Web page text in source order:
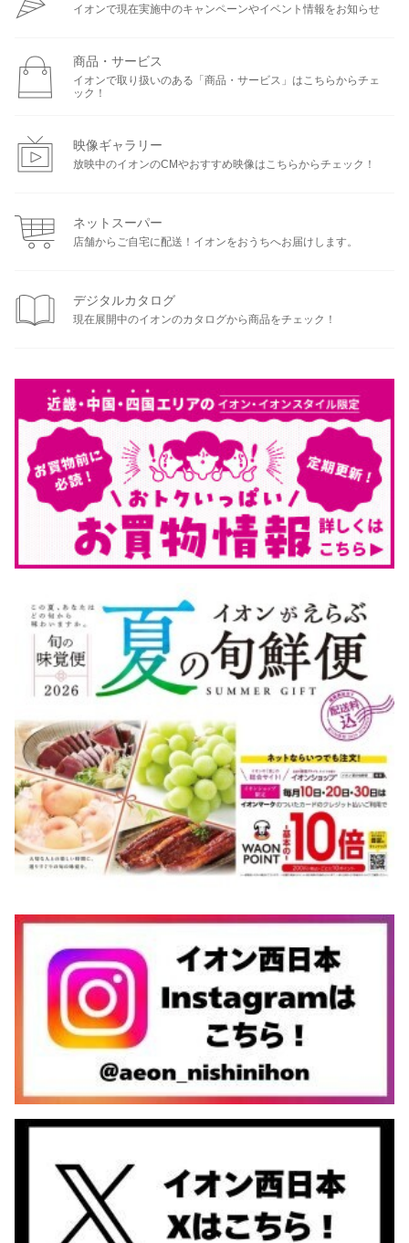
イオンで現在実施中のキャンペーンやイベント情報をお知らせ
商品・サービス
イオンで取り扱いのある「商品・サービス」はこちらからチェ
ック！
映像ギャラリー
放映中のイオンのCMやおすすめ映像はこちらからチェック！
ネットスーパー
店舗からご自宅に配送！イオンをおうちへお届けします。
デジタルカタログ
現在展開中のイオンのカタログから商品をチェック！